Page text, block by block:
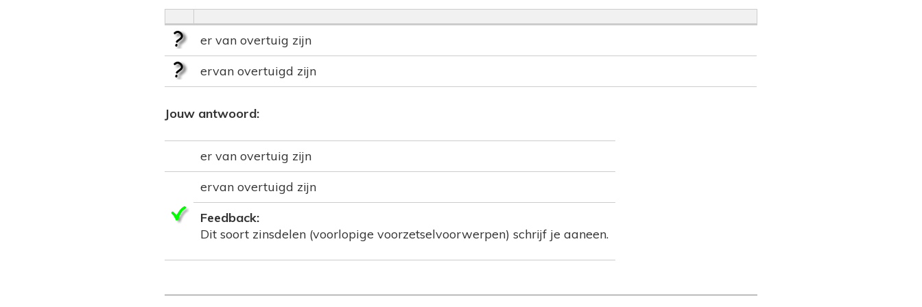
er van overtuig zijn
ervan overtuigd zijn
Jouw antwoord:
er van overtuig zijn
ervan overtuigd zijn
Feedback:
Dit soort zinsdelen (voorlopige voorzetselvoorwerpen) schrijf je aaneen.